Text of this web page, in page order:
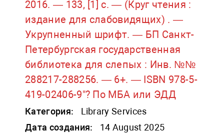
2016. — 133, [1] с. — (Круг чтения :
издание для слабовидящих) . —
Укрупненный шрифт. — БП Санкт-
Петербургская государственная
библиотека для слепых : Инв. №№
288217-288256. — 6+. — ISBN 978-5-
419-02406-9"? По МБА или ЭДД
Категория:
Library Services
Дата создания:
14 August 2025